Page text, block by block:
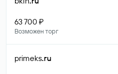
63 700 ₽
Возможен торг
primeks.ru